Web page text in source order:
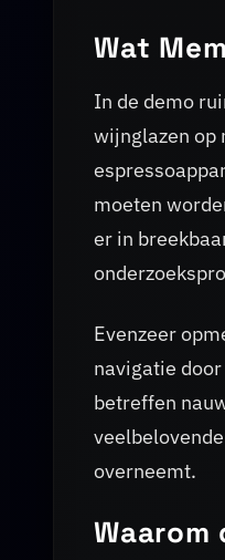
Wat
In de demo
wijnglazen op
moeten
er in
Evenzeer
navigatie
betreffen
overneemt.